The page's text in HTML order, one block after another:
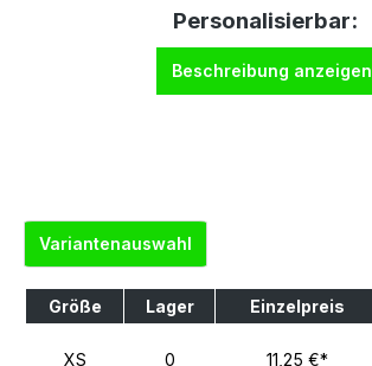
Personalisierbar:
Beschreibung anzeigen
Variantenauswahl
Größe Lager Einzelpreis
XS 0 11,25 €*